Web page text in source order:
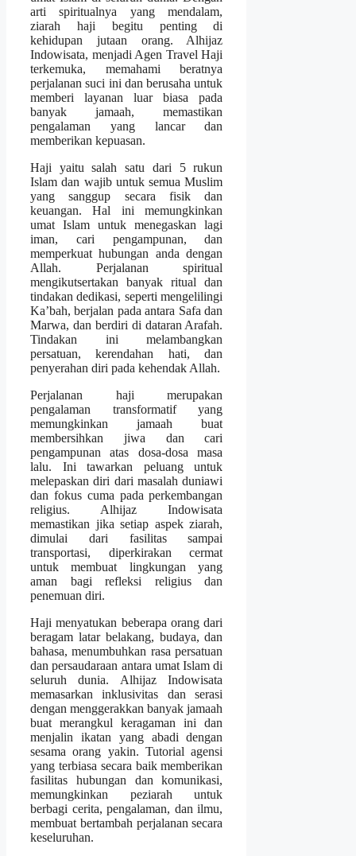
arti spiritualnya yang mendalam,
ziarah haji begitu penting di
kehidupan jutaan orang. Alhijaz
Indowisata, menjadi Agen Travel Haji
terkemuka, memahami beratnya
perjalanan suci ini dan berusaha untuk
memberi layanan luar biasa pada
banyak jamaah, memastikan
pengalaman yang lancar dan
memberikan kepuasan.
Haji yaitu salah satu dari 5 rukun
Islam dan wajib untuk semua Muslim
yang sanggup secara fisik dan
keuangan. Hal ini memungkinkan
umat Islam untuk menegaskan lagi
iman, cari pengampunan, dan
memperkuat hubungan anda dengan
Allah. Perjalanan spiritual
mengikutsertakan banyak ritual dan
tindakan dedikasi, seperti mengelilingi
Ka’bah, berjalan pada antara Safa dan
Marwa, dan berdiri di dataran Arafah.
Tindakan ini melambangkan
persatuan, kerendahan hati, dan
penyerahan diri pada kehendak Allah.
Perjalanan haji merupakan
pengalaman transformatif yang
memungkinkan jamaah buat
membersihkan jiwa dan cari
pengampunan atas dosa-dosa masa
lalu. Ini tawarkan peluang untuk
melepaskan diri dari masalah duniawi
dan fokus cuma pada perkembangan
religius. Alhijaz Indowisata
memastikan jika setiap aspek ziarah,
dimulai dari fasilitas sampai
transportasi, diperkirakan cermat
untuk membuat lingkungan yang
aman bagi refleksi religius dan
penemuan diri.
Haji menyatukan beberapa orang dari
beragam latar belakang, budaya, dan
bahasa, menumbuhkan rasa persatuan
dan persaudaraan antara umat Islam di
seluruh dunia. Alhijaz Indowisata
memasarkan inklusivitas dan serasi
dengan menggerakkan banyak jamaah
buat merangkul keragaman ini dan
menjalin ikatan yang abadi dengan
sesama orang yakin. Tutorial agensi
yang terbiasa secara baik memberikan
fasilitas hubungan dan komunikasi,
memungkinkan peziarah untuk
berbagi cerita, pengalaman, dan ilmu,
membuat bertambah perjalanan secara
keseluruhan.